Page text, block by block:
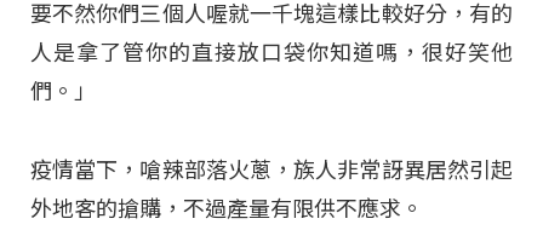
要不然你們三個人喔就一千塊這樣比較好分，有的
人是拿了管你的直接放口袋你知道嗎，很好笑他
們。」
疫情當下，嗆辣部落火蔥，族人非常訝異居然引起
外地客的搶購，不過產量有限供不應求。